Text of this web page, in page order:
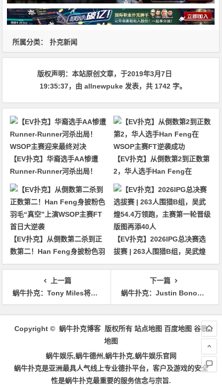
所属分类： 扑克新闻
版权声明：本站原创文章，于2019年3月7日
19:35:37，由allnewpuke 发表，共 1742 字。
【EV扑克】华裔选手AA惨遭
Runner-Runner河杀出局！
WSOP主赛迎来最终对决
【EV扑克】从倒数第2到正数第
2，华人选手Han Feng在
WSOP主赛FT逆袭成功
【EV扑克】从倒数第二杀到正
数第二！Han Feng身披粉色羽
毛“真空”上演WSOP主赛FT首
【EV扑克】2026IPG总决赛选
拔赛 | 263人围猎B组，吴武煌
54.4万领跑，主赛第一轮晋级版
上一篇
蜗牛扑克：Tony Miles将参加《美国忍者勇士》正式开启和Shaun Deeb的对赌
下一篇
蜗牛扑克：Justin Bonomo斩获传奇SHR短牌赛冠军
文
Copyright © 蜗牛扑克博客 版权所有 站点地图 百度地图 谷歌
地图
蜗牛娱乐,蜗牛德州,蜗牛扑克,蜗牛娱乐官网
蜗牛扑克是亚洲最具人气线上专业德扑平台，客户及游戏的安全
性是蜗牛扑克最重要的服务信念与宗旨.